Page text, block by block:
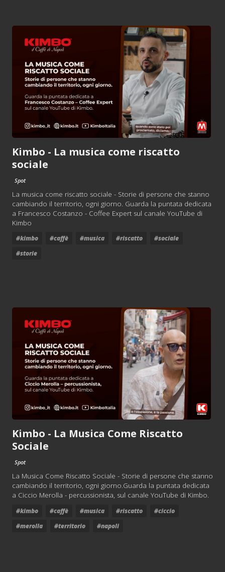
Kimbo - La musica come riscatto
sociale
Spot
La musica come riscatto sociale - Storie di persone che stanno
cambiando il territorio, ogni giorno. Guarda la puntata dedicata
a Francesco Costanzo - Coffee Expert sul canale YouTube di
Kimbo
#kimbo #caffè #musica #riscatto
#sociale
#storie
Kimbo - La Musica Come Riscatto
Sociale
Spot
La Musica Come Riscatto Sociale - Storie di persone che stanno
cambiando il territorio, ogni giorno.Guarda la puntata dedicata
a Ciccio Merolla - percussionista, sul canale YouTube di Kimbo.
#kimbo #caffè #musica #riscatto
#ciccio
#merolla
#territorio #napoli